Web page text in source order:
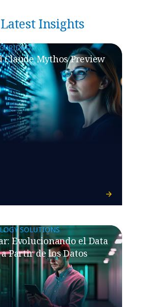
Latest Insights
Claude Mythos Preview
SOLUTIONS
Evolucionando el Data
Partir de los Datos